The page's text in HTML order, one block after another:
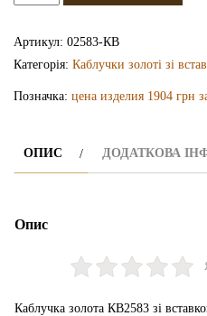
Артикул: 02583-КВ
Категорія: Каблучки золоті зі
Позначка: цена изделия 1904 грн
ОПИС ДОДАТКОВА
Опис
Каблучка золота КВ2583 зі